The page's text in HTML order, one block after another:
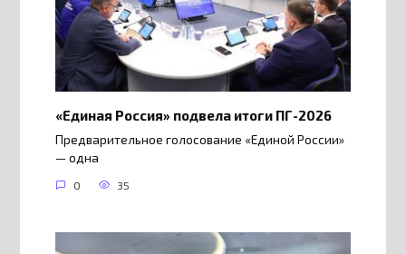
«Единая Россия» подвела итоги ПГ-2026
Предварительное голосование «Единой России»
— одна
0 35